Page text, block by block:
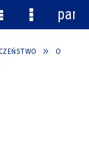
O
Menu
panel